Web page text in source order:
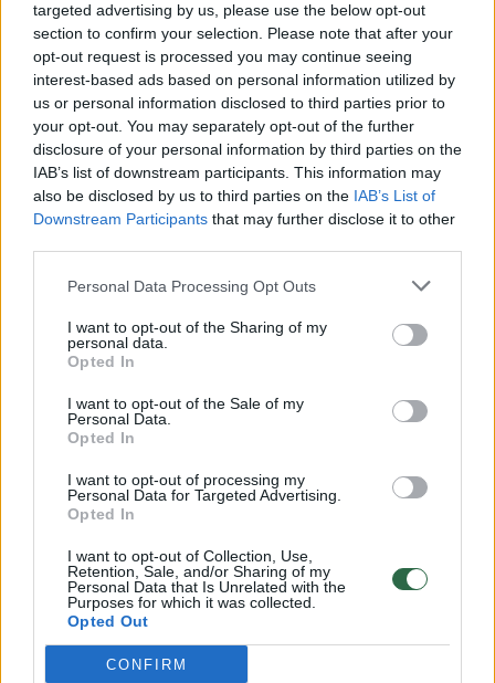
targeted advertising by us, please use the below opt-out
section to confirm your selection. Please note that after your
opt-out request is processed you may continue seeing
interest-based ads based on personal information utilized by
us or personal information disclosed to third parties prior to
your opt-out. You may separately opt-out of the further
disclosure of your personal information by third parties on the
IAB’s list of downstream participants. This information may
also be disclosed by us to third parties on the IAB’s List of
Downstream Participants that may further disclose it to other
Personal Data Processing Opt Outs
I want to opt-out of the Sharing of my
personal data.
Opted In
I want to opt-out of the Sale of my
Personal Data.
Opted In
I want to opt-out of processing my
Personal Data for Targeted Advertising.
Opted In
I want to opt-out of Collection, Use,
Retention, Sale, and/or Sharing of my
Personal Data that Is Unrelated with the
Purposes for which it was collected.
Opted Out
CONFIRM
kuris vis auga
Žinios | Gyvenimo būdas
00:22:00
Atliekų kultūra 2019-09-22
Laidos | Atliekų kultūra
Ar žinome, kodėl svarbu rūšiuoti nešiojamus
su mikroplastikais
Žinios
Atliekų kultūra 2019-04-28
Laidos | Atliekų kultūra
Edgaras Lubys apie besaikį vartojimą: viskas sukurta
taip, kad pirktume daugiau